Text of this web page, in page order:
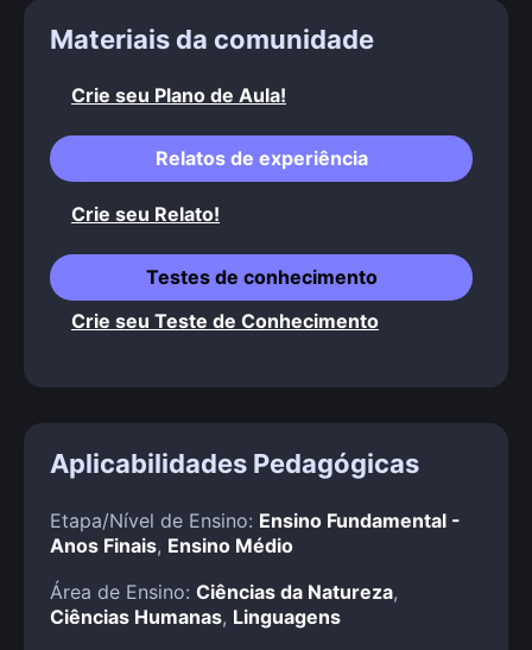
Materiais da comunidade
Crie seu Plano de Aula!
Relatos de experiência
Crie seu Relato!
Testes de conhecimento
Crie seu Teste de Conhecimento
Aplicabilidades Pedagógicas
Etapa/Nível de Ensino: Ensino Fundamental -
Anos Finais, Ensino Médio
Área de Ensino: Ciências da Natureza,
Ciências Humanas, Linguagens